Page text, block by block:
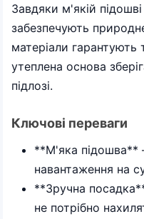
Завдяки м'якій
забезпечують
матеріали
утеплена основа
підлозі.
Ключові переваги
**М'яка підошва**
навантаження на
**Зручна
не потрібно